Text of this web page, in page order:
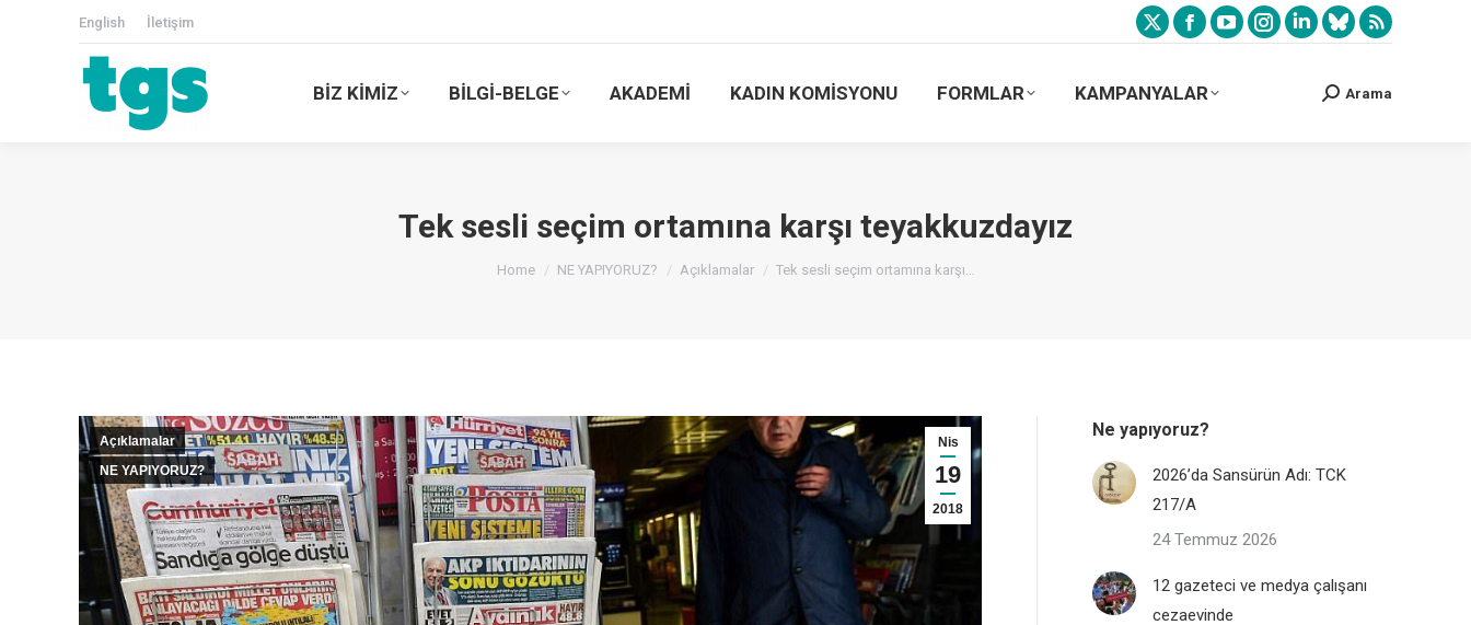
English İletişim
BİZ KİMİZ BİLGİ-BELGE AKADEMİ KADIN KOMİSYONU FORMLAR KAMPANYALAR Arama
Tek sesli seçim ortamına karşı teyakkuzdayız
You are here:
Home NE YAPIYORUZ? Açıklamalar Tek sesli seçim ortamına karşı…
Nis
19
2018
Açıklamalar
NE YAPIYORUZ?
Ne yapıyoruz?
2026’da Sansürün Adı: TCK
217/A
24 Temmuz 2026
12 gazeteci ve medya çalışanı
cezaevinde